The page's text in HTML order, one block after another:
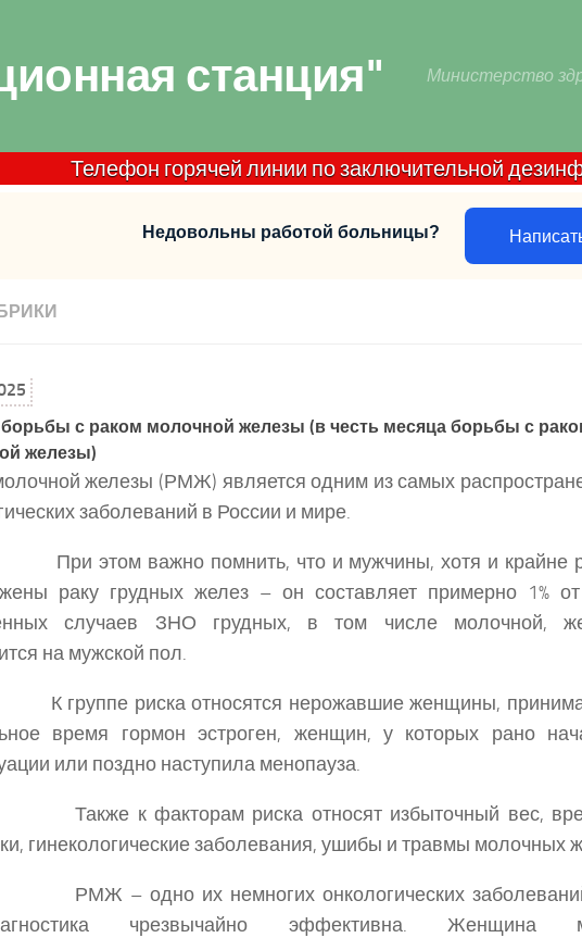
станция" Министерство
Телефон горячей линии по заключительной
Недовольны работой больницы?
с раком молочной железы (в честь месяца борьбы с
железы)
железы (РМЖ) является одним из самых
заболеваний в России и мире.
этом важно помнить, что и мужчины, хотя и крайне
раку грудных желез – он составляет примерно 1%
случаев ЗНО грудных, в том числе молочной,
на мужской пол.
риска относятся нерожавшие женщины,
время гормон эстроген, женщин, у которых рано
или поздно наступила менопауза.
к факторам риска относят избыточный вес,
гинекологические заболевания, ушибы и травмы молочных
– одно их немногих онкологических
чрезвычайно эффективна. Женщина